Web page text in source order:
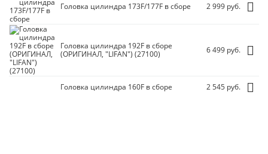
Головка цилиндра 173F/177F в сборе 2 999 руб.
Головка цилиндра 192F в сборе
(ОРИГИНАЛ, "LIFAN") (27100)
6 499 руб.
Головка цилиндра 160F в сборе 2 545 руб.